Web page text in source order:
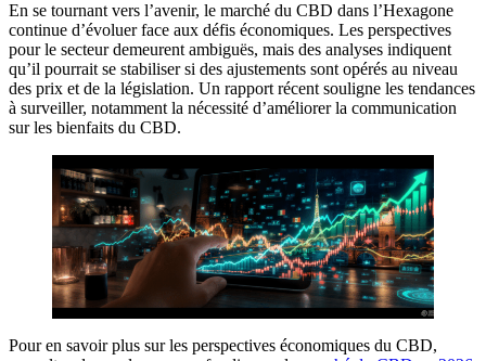
En se tournant vers l’avenir, le marché du CBD dans l’Hexagone
continue d’évoluer face aux défis économiques. Les perspectives
pour le secteur demeurent ambiguës, mais des analyses indiquent
qu’il pourrait se stabiliser si des ajustements sont opérés au niveau
des prix et de la législation. Un rapport récent souligne les tendances
à surveiller, notamment la nécessité d’améliorer la communication
sur les bienfaits du CBD.
Pour en savoir plus sur les perspectives économiques du CBD,